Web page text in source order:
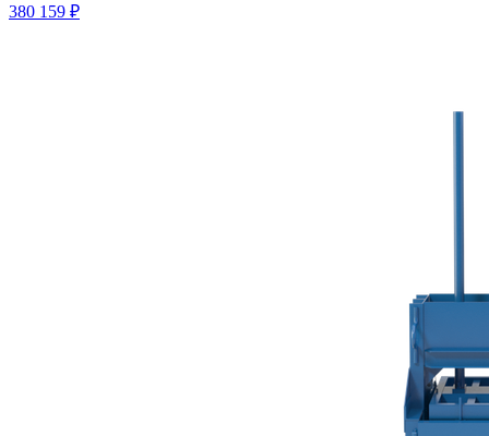
380 159 ₽